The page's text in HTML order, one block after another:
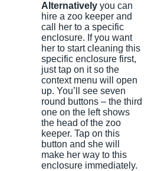
Alternativelyyou can
hire a zoo keeper and
call her to a specific
enclosure. If you want
her to start cleaning this
specific enclosure first,
just tap on it so the
context menu will open
up. You’ll see seven
round buttons – the third
one on the left shows
the head of the zoo
keeper. Tap on this
button and she will
make her way to this
enclosure immediately.